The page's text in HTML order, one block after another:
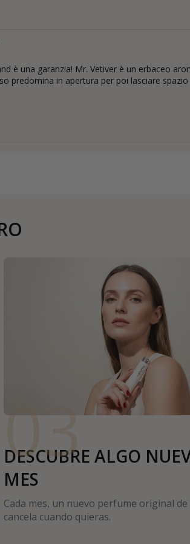
è una garanzia! Mr. Vetiver è un erbaceo
predomina in apertura per poi lasciare spazio
03
DESCUBRE ALGO
MES
Cada mes, un nuevo perfume original de
cancela cuando quieras.